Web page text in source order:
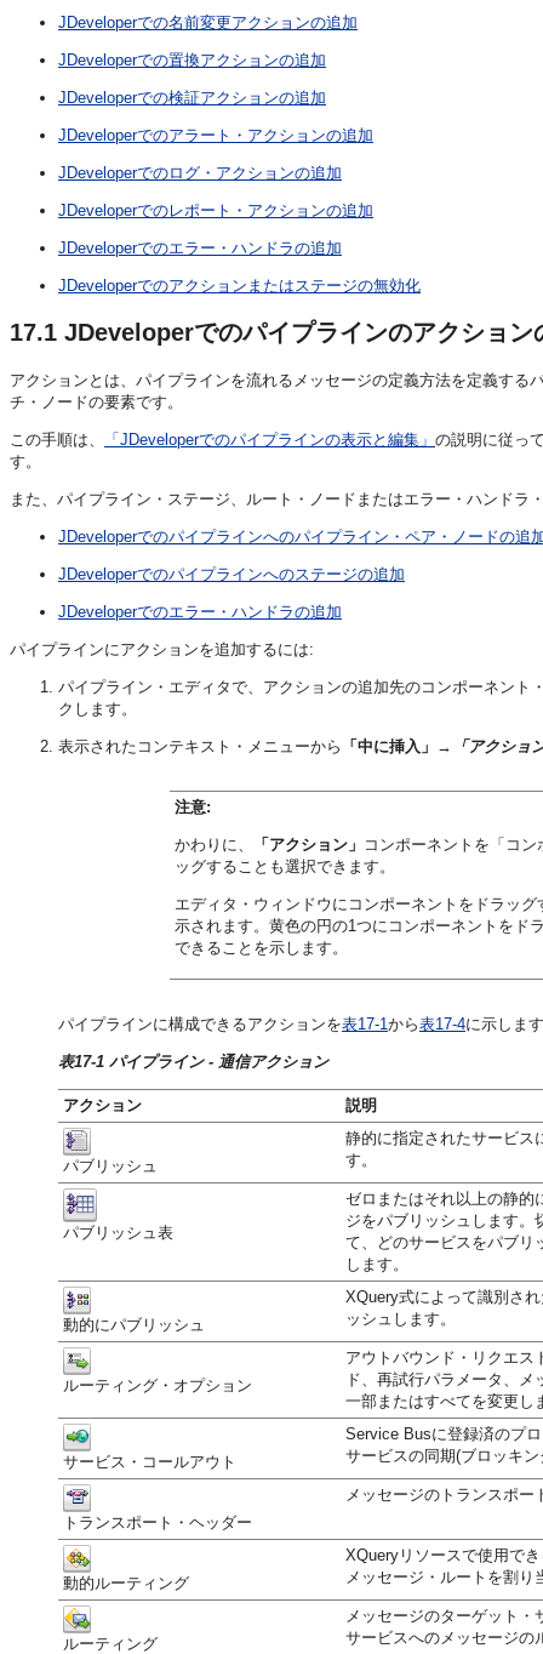
JDeveloperでの名前変更アクションの追加
JDeveloperでの置換アクションの追加
JDeveloperでの検証アクションの追加
JDeveloperでのアラート・アクションの追加
JDeveloperでのログ・アクションの追加
JDeveloperでのレポート・アクションの追加
JDeveloperでのエラー・ハンドラの追加
JDeveloperでのアクションまたはステージの無効化
17.1 JDeveloperでのパイプラインのアクション
アクションとは、パイプラインを流れるメッセージの定義方法を定義す
チ・ノードの要素です。
この手順は、 「JDeveloperでのパイプラインの表示と編集」 の説明に従っ
す。
また、パイプライン・ステージ、ルート・ノードまたはエラー・ハンド
JDeveloperでのパイプラインへのパイプライン・ペア・ノードの追
JDeveloperでのパイプラインへのステージの追加
JDeveloperでのエラー・ハンドラの追加
パイプラインにアクションを追加するには:
パイプライン・エディタで、アクションの追加先のコンポーネン
クします。
表示されたコンテキスト・メニューから 「中に挿入」 → 「アクショ
注意:
かわりに、 「アクション」 コンポーネントを「コ
ッグすることも選択できます。
エディタ・ウィンドウにコンポーネントをドラッ
示されます。黄色の円の1つにコンポーネントをド
できることを示します。
パイプラインに構成できるアクションを表17-1から表17-4に示しま
表17-1 パイプライン - 通信アクション
アクション 説明
パブリッシュ
静的に指定されたサービス
す。
パブリッシュ表
ゼロまたはそれ以上の静的
ジをパブリッシュします。
て、どのサービスをパブリ
します。
動的にパブリッシュ
XQuery式によって識別さ
ッシュします。
ルーティング・オプション
アウトバウンド・リクエス
ド、再試行パラメータ、
一部またはすべてを変更し
サービス・コールアウト
Service Busに登録済のプ
サービスの同期(ブロッキ
トランスポート・ヘッダー
メッセージのトランスポ
動的ルーティング
XQueryリソースで使用で
メッセージ・ルートを割り
ルーティング
メッセージのターゲット
サービスへのメッセージの